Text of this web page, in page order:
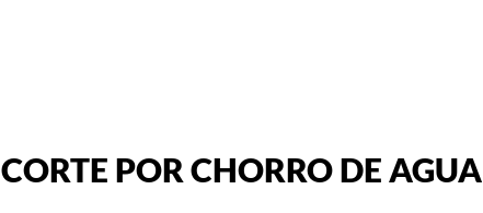
CORTE POR CHORRO DE AGUA